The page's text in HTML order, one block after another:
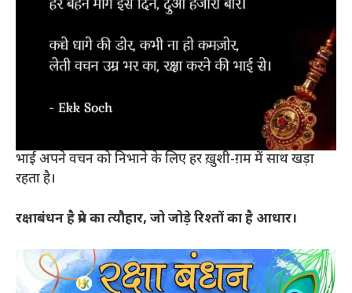
भाई अपने वचन को निभाने के लिए हर ख़ुशी-ग़म में साथ खड़ा
रहता है।
रक्षाबंधन है प्रेम का त्यौहार, जो जोड़े रिश्तों का है आधार।